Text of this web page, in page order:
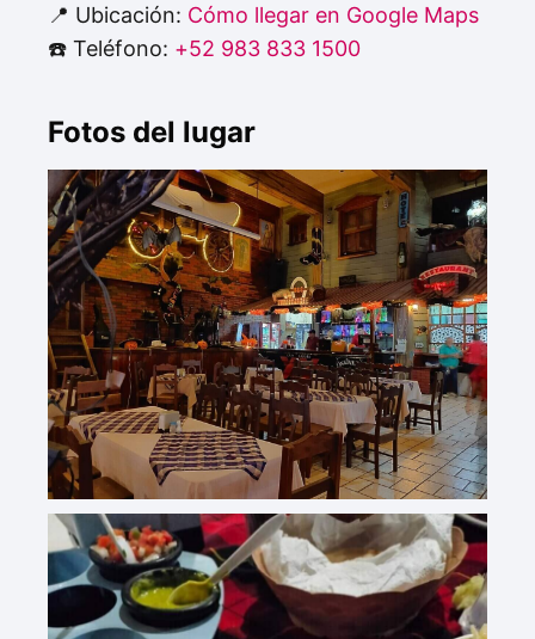
📍 Ubicación: Cómo llegar en Google Maps
☎️ Teléfono: +52 983 833 1500
Fotos del lugar